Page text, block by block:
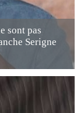
sont pas
Serigne